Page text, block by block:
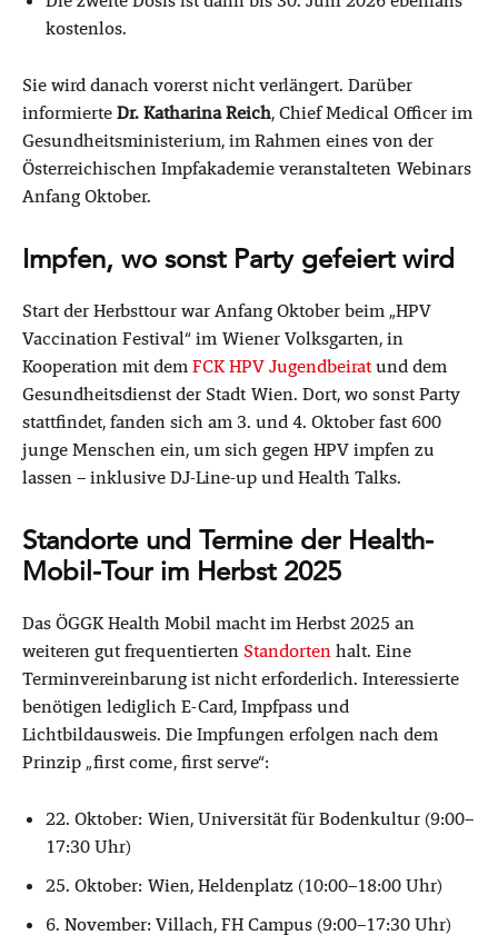
kostenlos.
Sie wird danach vorerst nicht verlängert. Darüber
informierteDr.Katharina Reich, Chief Medical Officer im
Gesundheitsministerium, im Rahmen eines von der
Österreichischen Impfakademie veranstalteten Webinars
Anfang Oktober.
Impfen, wo sonst Party gefeiert wird
Start der Herbsttour war Anfang Oktober beim „HPV
Vaccination Festival“ im Wiener Volksgarten, in
Kooperation mit demFCK HPV Jugendbeiratund dem
Gesundheitsdienst der Stadt Wien. Dort, wo sonst Party
stattfindet, fanden sich am 3. und 4. Oktober fast 600
junge Menschen ein, um sich gegen HPV impfen zu
lassen – inklusive DJ-Line-up und Health Talks.
Standorte und Termine der Health-
Mobil-Tour im Herbst 2025
Das ÖGGK Health Mobil macht im Herbst 2025 an
weiteren gut frequentierten Standortenhalt. Eine
Terminvereinbarung ist nicht erforderlich. Interessierte
benötigen lediglich E-Card, Impfpass und
Lichtbildausweis. Die Impfungen erfolgen nach dem
Prinzip „first come, first serve“:
22. Oktober: Wien, Universität für Bodenkultur (9:00–
17:30 Uhr)
25. Oktober: Wien, Heldenplatz (10:00–18:00 Uhr)
6. November: Villach, FH Campus (9:00–17:30 Uhr)